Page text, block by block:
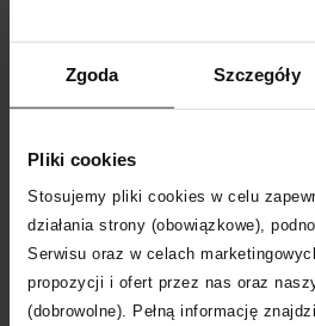
Zgoda Szczegóły
Pliki cookies
Stosujemy pliki cookies w celu
działania strony (obowiązkowe),
Serwisu oraz w celach
propozycji i ofert przez nas oraz
(dobrowolne). Pełną informację
Tabela rozmiarów
WYBIERZ ROZMIAR
DODAJ DO
Dostawa